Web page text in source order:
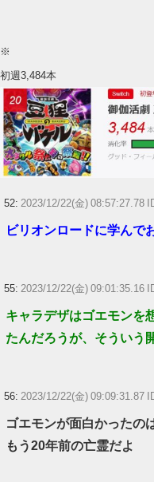
※
初週3,484本
52: 2023/12/22(金) 08:57:27.78
ビリオンロードに学んで
55: 2023/12/22(金) 09:01:35.16
キャラデザはゴエモンを
たんだろうが、そういう
56: 2023/12/22(金) 09:09:31.87
ゴエモンが面白かったの
もう20年前の亡霊だよ